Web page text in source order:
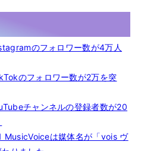
のフォロワー数が4万人
のフォロワー数が2万を突
チャンネルの登録者数が20
は媒体名が「vois ヴ